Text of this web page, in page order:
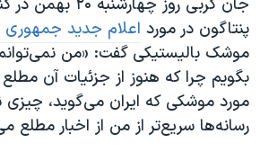
اسرائیل در جنگ
نرگس محمدی برنده جایزه نوبل صلح
همایش محافظه‌کاران آمریکا «سی‌پک»
صفحه‌های ویژه
جان کربی روز
پنتاگون در مورد اعلام جدید جمهوری
موشک بالیستیکی گفت: «من
بگویم چرا که هنوز از جزئیات آن
مورد موشکی که ایران می‌گوید، چیزی
رسانه‌ها سریع‌تر از من از اخبار مطلع